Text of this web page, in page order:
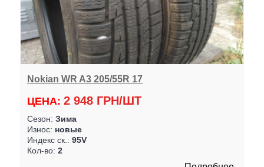
Nokian WR A3 205/55R 17
ЦЕНА: 2 948 ГРН/ШТ
Сезон: Зима
Износ: новые
Индекс ск.: 95V
Кол-во: 2